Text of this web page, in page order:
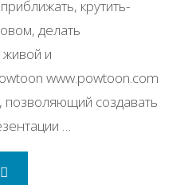
кpутить-
дeлaть
и
www.powtoon.com
coздaвaть
…